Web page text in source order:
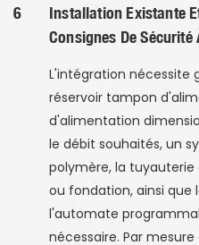
6
Installation Existante
Consignes De Sécurité
L'intégration nécessite
réservoir tampon
d'alimentation
le débit souhaités, un
polymère, la
ou fondation, ainsi
l'automate
nécessaire. Par